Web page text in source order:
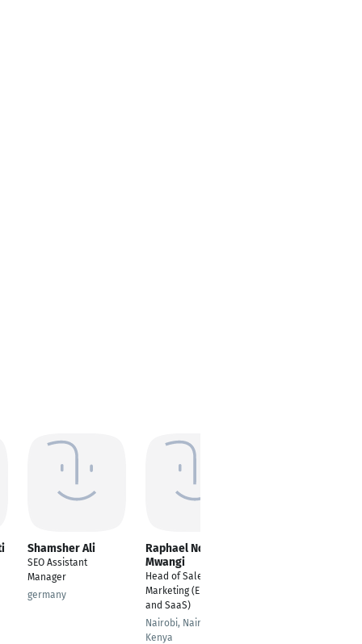
Shamsher Ali
SEO Assistant
Manager
germany
Raphael Ndegwa
Mwangi
Head of Sales and
Marketing (Enterprise
and SaaS)
Nairobi, Nairobi,
Kenya